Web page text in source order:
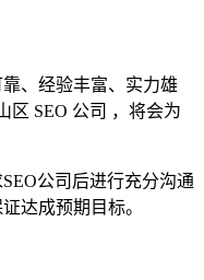
、经验丰富、实力雄
区 SEO 公司 ，将会为
公司后进行充分沟通
达成预期目标。